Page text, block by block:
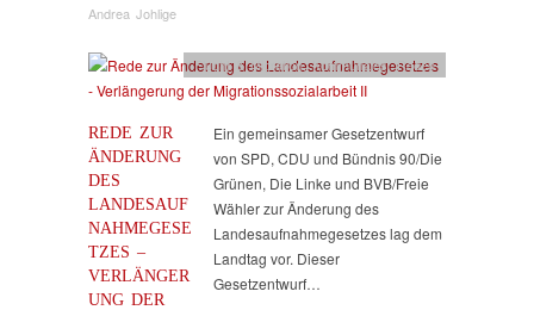
Andrea Johlige
REDE ZUR
ÄNDERUNG
DES
LANDESAUF
NAHMEGESE
TZES –
VERLÄNGER
UNG DER
Flucht & Migration,Kommunales,Reden
Ein gemeinsamer Gesetzentwurf
von SPD, CDU und Bündnis 90/Die
Grünen, Die Linke und BVB/Freie
Wähler zur Änderung des
Landesaufnahmegesetzes lag dem
Landtag vor. Dieser
Gesetzentwurf…